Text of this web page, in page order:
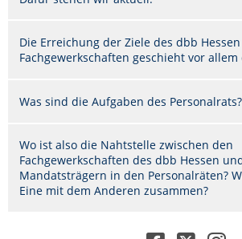
Die Erreichung der Ziele des dbb
Fachgewerkschaften geschieht vor
Was sind die Aufgaben des Personalrats?
Wo ist also die Nahtstelle zwischen den
Fachgewerkschaften des dbb Hessen
Mandatsträgern in den Personalräten?
Eine mit dem Anderen zusammen?